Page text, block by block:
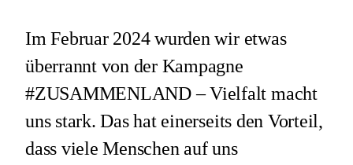
Im Februar 2024 wurden wir etwas
überrannt von der Kampagne
#ZUSAMMENLAND – Vielfalt macht
uns stark. Das hat einerseits den Vorteil,
dass viele Menschen auf uns